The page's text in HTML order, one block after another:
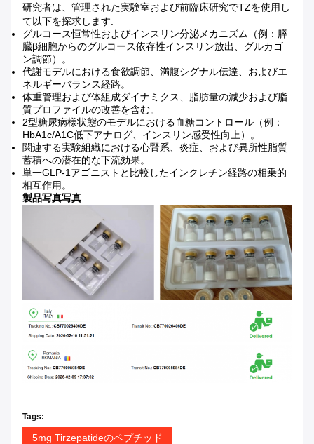
研究者は、管理された実験室および前臨床研究でTZを使用し
て以下を探求します:
グルコース恒常性およびインスリン分泌メカニズム（例：膵
臓β細胞からのグルコース依存性インスリン放出、グルカゴ
ン調節）。
代謝モデルにおける食欲調節、満腹シグナル伝達、およびエ
ネルギーバランス経路。
体重管理および体組成ダイナミクス、脂肪量の減少および脂
質プロファイルの改善を含む。
2型糖尿病様状態のモデルにおける血糖コントロール（例：
HbA1c/A1C低下アナログ、インスリン感受性向上）。
関連する実験組織における心腎系、炎症、および異所性脂質
蓄積への潜在的な下流効果。
単一GLP-1アゴニストと比較したインクレチン経路の相乗的
相互作用。
製品写真写真
Tags:
5mg Tirzepatideのペプチッド